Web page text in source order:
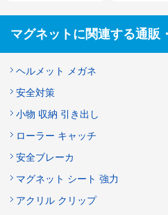
マグネットに関連する通販
ヘルメット メガネ
安全対策
小物 収納 引き出し
ローラー キャッチ
安全ブレーカ
マグネット シート 強力
アクリル クリップ